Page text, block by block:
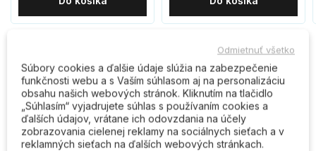
Komentáre (0)
Buďte prvý kto napíše recenziu
Odmietnuť všetko
Súbory cookies a ďalšie údaje slúžia na zabezpečenie
funkčnosti webu a s Vaším súhlasom aj na personalizáciu
obsahu našich webových stránok. Kliknutím na tlačidlo
„Súhlasím“ vyjadrujete súhlas s používaním cookies a
ďalších údajov, vrátane ich odovzdania na účely
zobrazovania cielenej reklamy na sociálnych sieťach a v
reklamných sieťach na ďalších webových stránkach.